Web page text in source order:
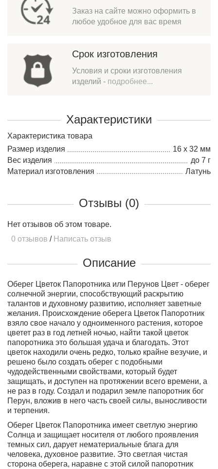
Заказ на сайте можно оформить в
любое удобное для вас время
Срок изготовления
Условия и сроки изготовления
изделий - подробнее...
Характеристики
Характеристика товара
Размер изделия
16 х 32 мм
Вес изделия
до 7 г
Материал изготовления
Латунь
Отзывы (0)
Нет отзывов об этом товаре.
0 отзывов / Написать отзыв
Описание
Оберег Цветок Папоротника или Перунов Цвет - оберег
солнечной энергии, способствующий раскрытию
талантов и духовному развитию, исполняет заветные
желания. Происхождение оберега Цветок Папоротник
взяло свое начало у одноименного растения, которое
цветет раз в год летней ночью, найти такой цветок
папоротника это большая удача и благодать. Этот
цветок находили очень редко, только крайне везучие, и
решено было создать оберег с подобными
чудодейственными свойствами, который будет
защищать, и доступен на протяжении всего времени, а
не раз в году. Создал и подарил земле папоротник бог
Перун, вложив в него часть своей силы, выносливости
и терпения.
Оберег Цветок Папоротника имеет светлую энергию
Солнца и защищает носителя от любого проявления
темных сил, дарует нематериальные блага для
человека, духовное развитие. Это светлая чистая
сторона оберега, наравне с этой силой папоротник